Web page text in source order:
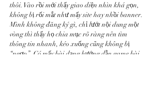
thôi. Vào rồi mới thấy giao diện nhìn khá gọn,
không bị rối mắt như mấy site hay nhồi banner.
Mình không đăng ký gì, chỉ lướt nội dung một
vòng thì thấy họ chia mục rõ ràng nên tìm
thông tin nhanh, kéo xuống cũng không bị
“ngợp”. Có mấy bài dạng hướng dẫn game bài